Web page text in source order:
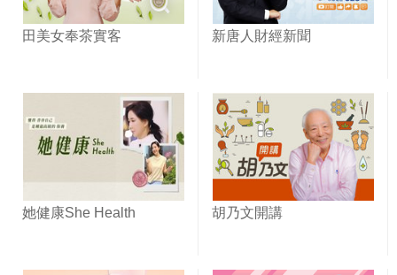
田美女奉茶實客 新唐人財經新聞
她健康She Health 胡乃文開講